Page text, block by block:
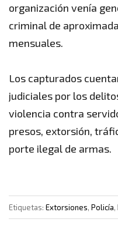
organización venía
criminal de
mensuales.
Los capturados
judiciales por los
violencia contra
presos, extorsión,
porte ilegal de armas.
Etiquetas: Extorsiones, Policía,